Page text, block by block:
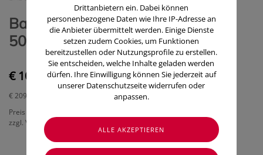
Babor Hsr/lifting Cream 40091
50ml
€ 104,90
€ 209,80
Preis inkl. MwSt.
zzgl. Versandkosten
Drittanbietern ein. Dabei können
personenbezogene Daten wie Ihre IP-Adresse an
die Anbieter übermittelt werden. Einige Dienste
setzen zudem Cookies, um Funktionen
bereitzustellen oder Nutzungsprofile zu erstellen.
Sie entscheiden, welche Inhalte geladen werden
dürfen. Ihre Einwilligung können Sie jederzeit auf
unserer Datenschutzseite widerrufen oder
anpassen.